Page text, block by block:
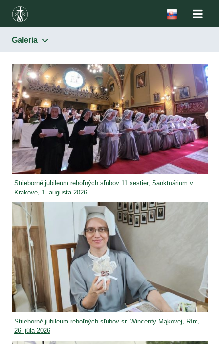
Galeria
Strieborné jubileum rehoľných sľubov 11 sestier, Sanktuárium v
Krakove, 1. augusta 2026
Strieborné jubileum rehoľných sľubov sr. Wincenty Mąkovej, Rím,
26. júla 2026